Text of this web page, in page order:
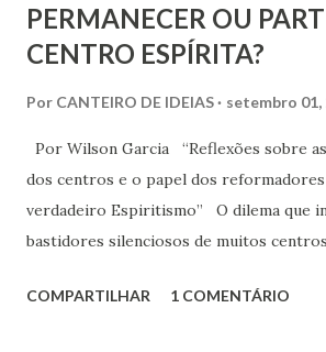
PERMANECER OU
CENTRO ESPÍRITA?
Por CANTEIRO DE IDEIAS setembro 01,
Por Wilson Garcia “Reflexões sobre
dos centros e o papel dos
verdadeiro Espiritismo” O dilema que
bastidores silenciosos de muitos
viver e interpretar o Espiritismo: de um
COMPARTILHAR 1 COMENTÁRIO